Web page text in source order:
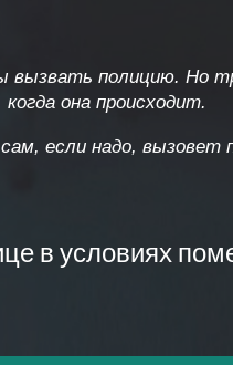
вызвать полицию. Но
она происходит.
если надо, вызовет
в условиях